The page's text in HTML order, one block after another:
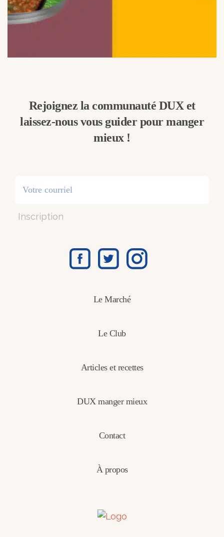
Rejoignez la communauté DUX et
laissez-nous vous guider pour manger
mieux !
Inscription
Le Marché
Le Club
Articles et recettes
DUX manger mieux
Contact
À propos